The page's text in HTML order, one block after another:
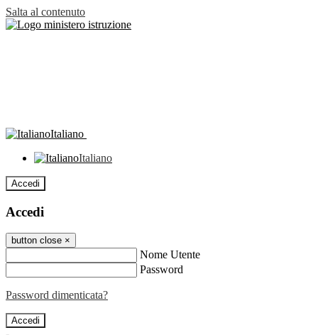
Salta al contenuto
Italiano
Italiano
Accedi
Accedi
button close ×
Nome Utente
Password
Password dimenticata?